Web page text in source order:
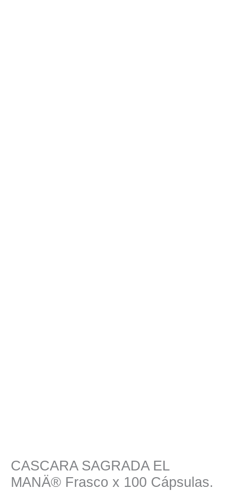
CASCARA SAGRADA EL
MANÄ® Frasco x 100 Cápsulas.